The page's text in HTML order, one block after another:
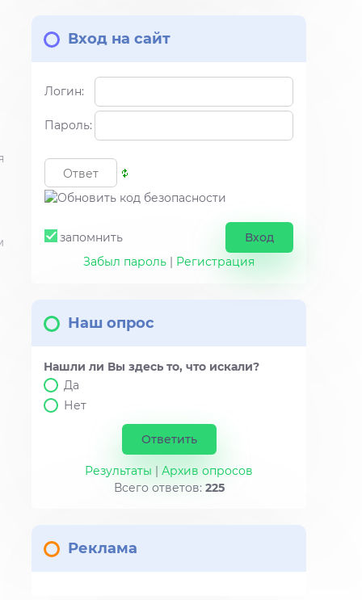
Вход на сайт
Логин:
Пароль:
запомнить
Забыл пароль | Регистрация
Наш опрос
Нашли ли Вы здесь то, что искали?
Да
Нет
Результаты | Архив опросов
Всего ответов: 225
Реклама